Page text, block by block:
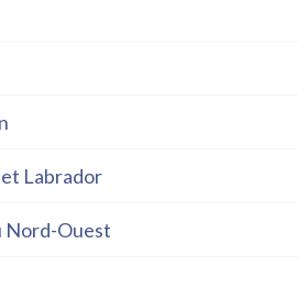
Labrador
Nord-Ouest